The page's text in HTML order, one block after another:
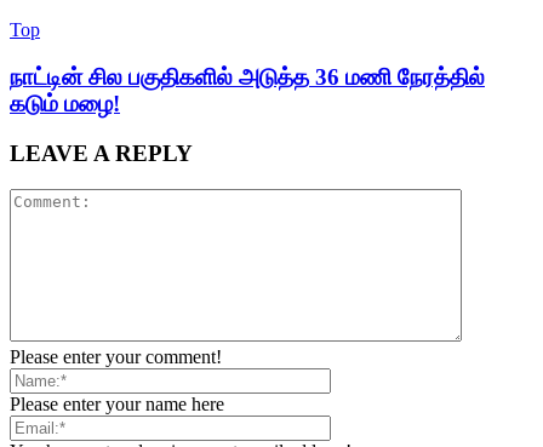
Top
நாட்டின் சில பகுதிகளில் அடுத்த 36 மணி நேரத்தில்
கடும் மழை!
LEAVE A REPLY
Please enter your comment!
Please enter your name here